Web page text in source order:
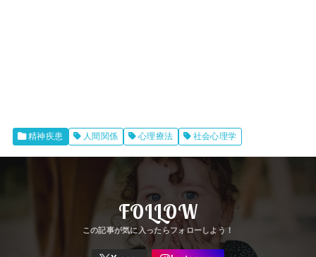
精神疾患 人間関係 心理療法 社会心理学
FOLLOW